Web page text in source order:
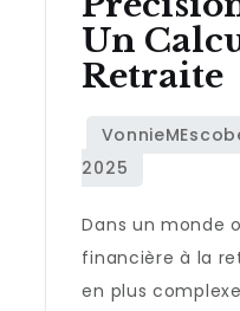
Un
Retraite
Dans un monde
financière à la
en plus